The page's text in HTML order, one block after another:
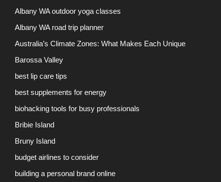
Albany WA outdoor yoga classes
Albany WA road trip planner
Australia’s Climate Zones: What Makes Each Unique
Barossa Valley
best lip care tips
best supplements for energy
biohacking tools for busy professionals
Bribie Island
Bruny Island
budget airlines to consider
building a personal brand online